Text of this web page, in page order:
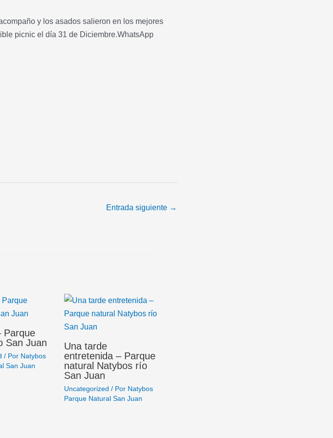
y los asados salieron en los mejores
picnic el día 31 de Diciembre.WhatsApp
Entrada siguiente →
Parque
San Juan
/ Por Natybos
San Juan
Una tarde
entretenida – Parque
natural Natybos río
San Juan
Uncategorized / Por Natybos
Parque Natural San Juan